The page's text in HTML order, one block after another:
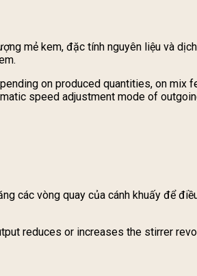
mẻ kem, đặc tính nguyên liệu và
on produced quantities, on mix
speed adjustment mode of
các vòng quay của cánh khuấy để
reduces or increases the stirrer